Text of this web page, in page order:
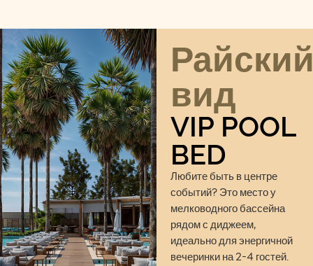
вид
VIP POOL
BED
Любите быть в центре
событий? Это место у
мелководного бассейна
рядом с диджеем,
идеально для энергичной
вечеринки на 2-4 гостей.